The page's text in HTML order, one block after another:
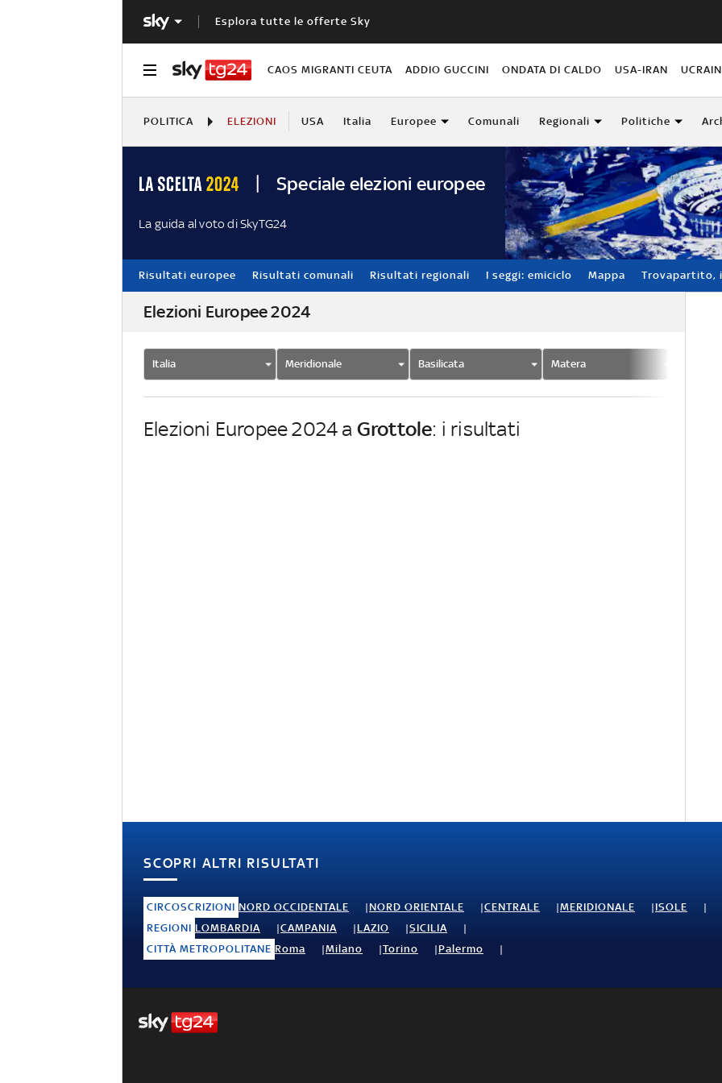
Esplora tutte le offerte Sky
CAOS MIGRANTI CEUTA ADDIO GUCCINI ONDATA DI CALDO USA-IRAN
POLITICA ELEZIONI USA Italia Europee Comunali Regionali Politiche
Speciale elezioni europee
La guida al voto di SkyTG24
Risultati europee Risultati comunali Risultati regionali I seggi: emiciclo Mappa Trovapartito,
Elezioni Europee 2024
Italia Meridionale Basilicata Matera
Elezioni Europee 2024 a Grottole: i risultati
SCOPRI ALTRI RISULTATI
CIRCOSCRIZIONI NORD OCCIDENTALE NORD ORIENTALE CENTRALE MERIDIONALE
ISOLE
REGIONI LOMBARDIA CAMPANIA LAZIO
SICILIA
CITTÀ METROPOLITANE Roma Milano Torino Palermo